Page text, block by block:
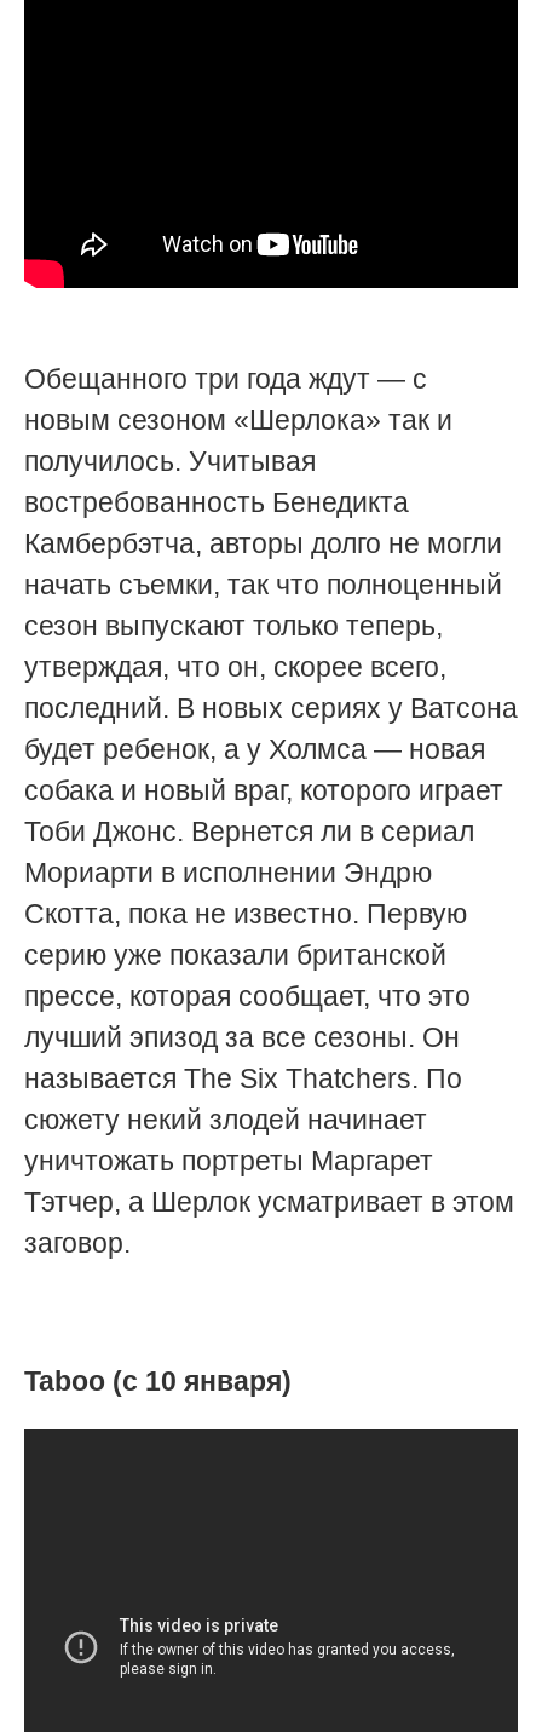
Обещанного три года ждут — с
новым сезоном «Шерлока» так и
получилось. Учитывая
востребованность Бенедикта
Камбербэтча, авторы долго не могли
начать съемки, так что полноценный
сезон выпускают только теперь,
утверждая, что он, скорее всего,
последний. В новых сериях у Ватсона
будет ребенок, а у Холмса — новая
собака и новый враг, которого играет
Тоби Джонс. Вернется ли в сериал
Мориарти в исполнении Эндрю
Скотта, пока не известно. Первую
серию уже показали британской
прессе, которая сообщает, что это
лучший эпизод за все сезоны. Он
называется The Six Thatchers. По
сюжету некий злодей начинает
уничтожать портреты Маргарет
Тэтчер, а Шерлок усматривает в этом
заговор.
Taboo (с 10 января)